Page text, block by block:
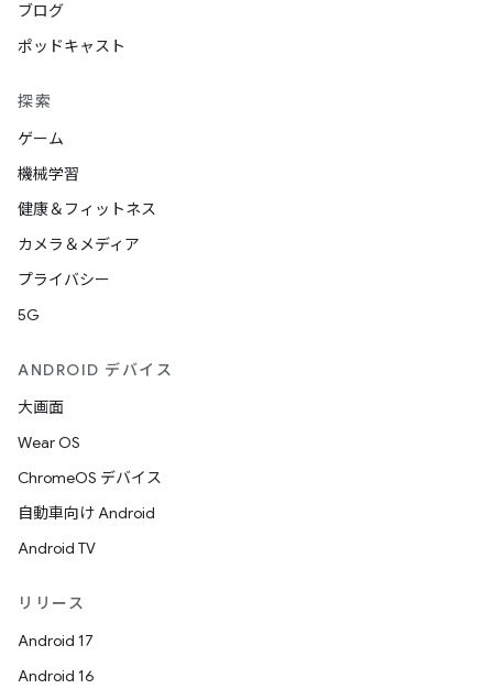
ブログ
ポッドキャスト
探索
ゲーム
機械学習
健康＆フィットネス
カメラ＆メディア
プライバシー
5G
ANDROID デバイス
大画面
Wear OS
ChromeOS デバイス
自動車向け Android
Android TV
リリース
Android 17
Android 16